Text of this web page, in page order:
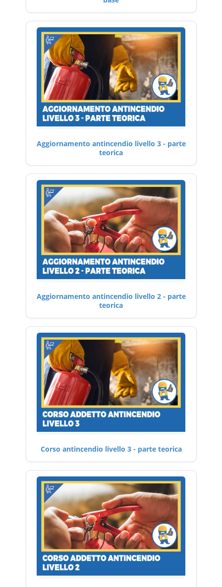
Aggiornamento antincendio livello 3 - parte
teorica
Aggiornamento antincendio livello 2 - parte
teorica
Corso antincendio livello 3 - parte teorica